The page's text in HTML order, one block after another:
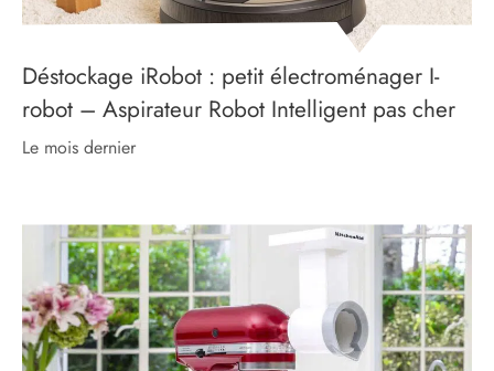
Déstockage iRobot : petit électroménager I-
robot – Aspirateur Robot Intelligent pas cher
le mois dernier